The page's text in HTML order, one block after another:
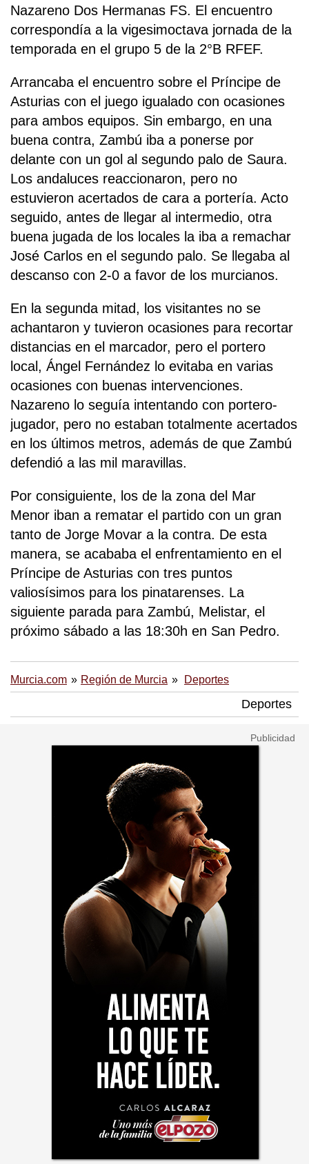
Nazareno Dos Hermanas FS. El encuentro
correspondía a la vigesimoctava jornada de la
temporada en el grupo 5 de la 2°B RFEF.
Arrancaba el encuentro sobre el Príncipe de
Asturias con el juego igualado con ocasiones
para ambos equipos. Sin embargo, en una
buena contra, Zambú iba a ponerse por
delante con un gol al segundo palo de Saura.
Los andaluces reaccionaron, pero no
estuvieron acertados de cara a portería. Acto
seguido, antes de llegar al intermedio, otra
buena jugada de los locales la iba a remachar
José Carlos en el segundo palo. Se llegaba al
descanso con 2-0 a favor de los murcianos.
En la segunda mitad, los visitantes no se
achantaron y tuvieron ocasiones para recortar
distancias en el marcador, pero el portero
local, Ángel Fernández lo evitaba en varias
ocasiones con buenas intervenciones.
Nazareno lo seguía intentando con portero-
jugador, pero no estaban totalmente acertados
en los últimos metros, además de que Zambú
defendió a las mil maravillas.
Por consiguiente, los de la zona del Mar
Menor iban a rematar el partido con un gran
tanto de Jorge Movar a la contra. De esta
manera, se acababa el enfrentamiento en el
Príncipe de Asturias con tres puntos
valiosísimos para los pinatarenses. La
siguiente parada para Zambú, Melistar, el
próximo sábado a las 18:30h en San Pedro.
Murcia.com Región de Murcia Deportes
Deportes